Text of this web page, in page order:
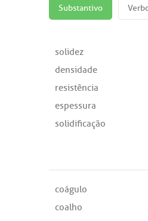
Substantivo
solidez
densidade
resistência
espessura
solidificação
coágulo
coalho